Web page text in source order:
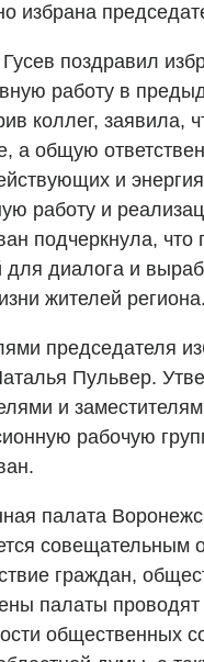
избрана
поздравил
работу в
коллег, заявила,
а общую
и
работу и
подчеркнула, что
диалога и
жителей региона.
председателя
Пульвер.
и
рабочую
палата
совещательным
граждан,
палаты проводят
общественных